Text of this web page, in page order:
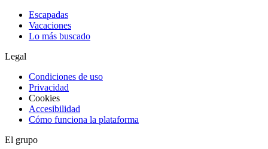
Escapadas
Vacaciones
Lo más buscado
Legal
Condiciones de uso
Privacidad
Cookies
Accesibilidad
Cómo funciona la plataforma
El grupo